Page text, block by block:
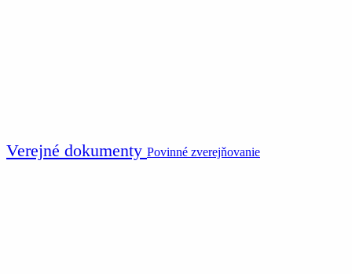
Verejné dokumenty Povinné zverejňovanie